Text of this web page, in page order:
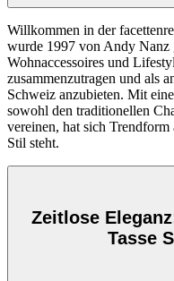
Willkommen in der
wurde 1997 von Andy Nanz
Wohnaccessoires und
zusammenzutragen und als
Schweiz anzubieten. Mit
sowohl den traditionellen
vereinen, hat sich
Stil steht.
Zeitlose
Tasse